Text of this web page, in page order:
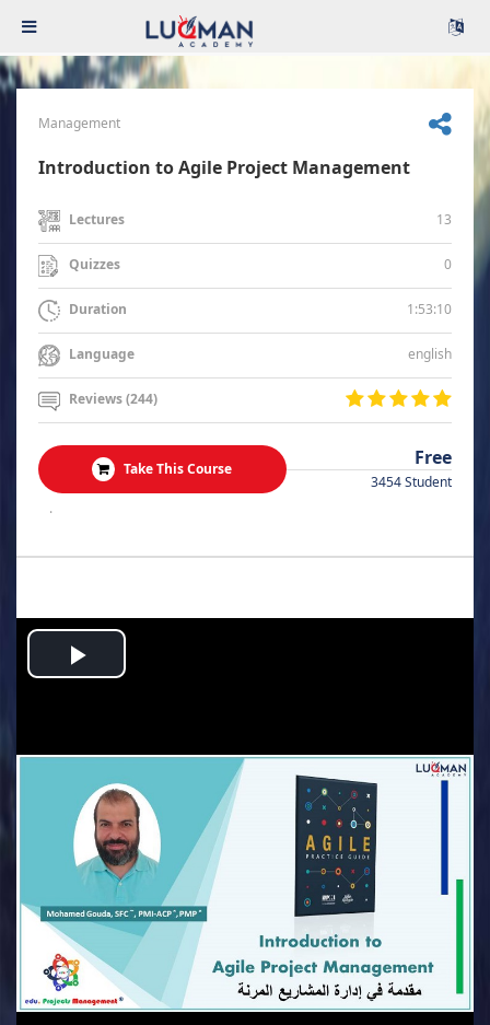
Management
Introduction to Agile Project Management
Lectures 13
Quizzes 0
Duration 1:53:10
Language english
Reviews (244)
Take This Course Free
3454 Student
.
Play